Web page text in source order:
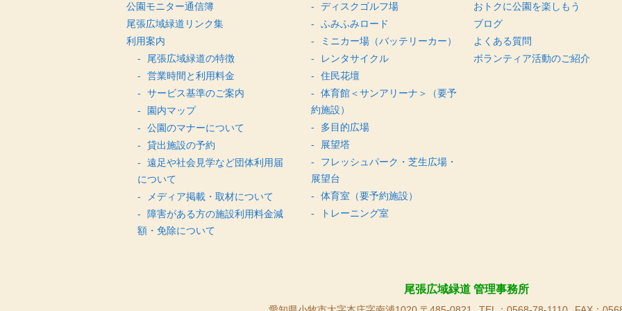
公園モニター通信簿
尾張広域緑道リンク集
利用案内
尾張広域緑道の特徴
営業時間と利用料金
サービス基準のご案内
園内マップ
公園のマナーについて
貸出施設の予約
遠足や社会見学など団体利用届
について
メディア掲載・取材について
障害がある方の施設利用料金減
額・免除について
ディスクゴルフ場
ふみふみロード
ミニカー場（バッテリーカー）
レンタサイクル
住民花壇
体育館＜サンアリーナ＞（要予
約施設）
多目的広場
展望塔
フレッシュパーク・芝生広場・
展望台
体育室（要予約施設）
トレーニング室
おトクに公園を楽しもう
ブログ
よくある質問
ボランティア活動のご紹介
尾張広域緑道 管理事務所